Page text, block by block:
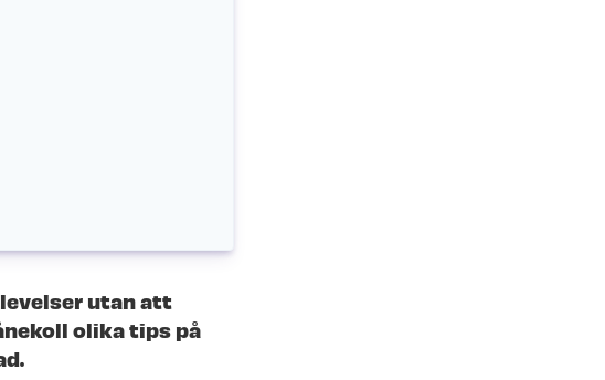
utan att
olika tips på